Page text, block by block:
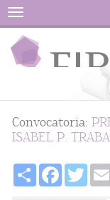
Menu
Convocatoria:
ISABEL P.
Share FacebookTwitter